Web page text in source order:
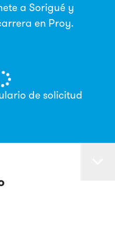
a Sorigué y
en Proy.
de solicitud